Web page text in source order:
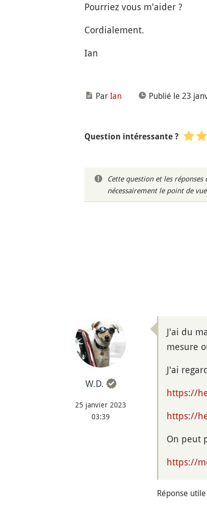
Pourriez vous m'aider ?
Cordialement.
Ian
ParIan Publié le 23
Question intéressante ?
Cette question et les
nécessairement le point de
W.D.
25 janvier 2023
03:39
J'ai du
mesure
J'ai
https://
https://
On peut
https://
Réponse utile